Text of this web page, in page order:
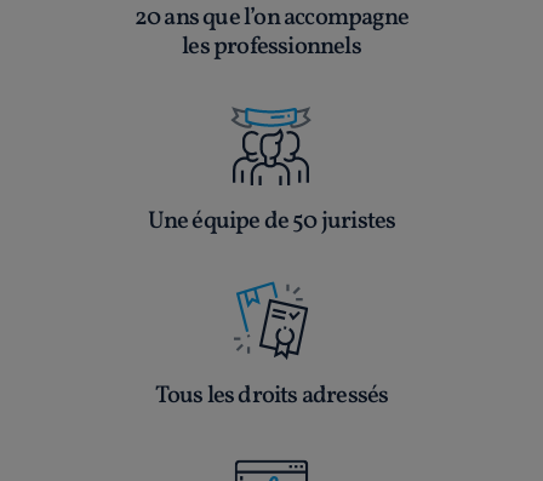
20 ans que l’on accompagne
les professionnels
Une équipe de 50 juristes
Tous les droits adressés